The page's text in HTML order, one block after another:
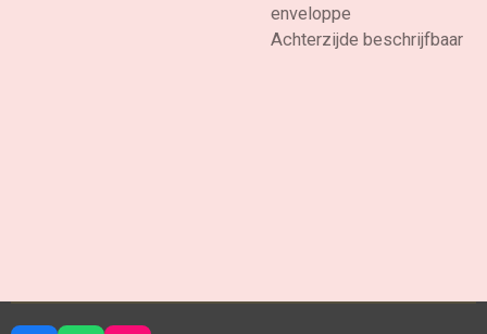
enveloppe
Achterzijde beschrijfbaar